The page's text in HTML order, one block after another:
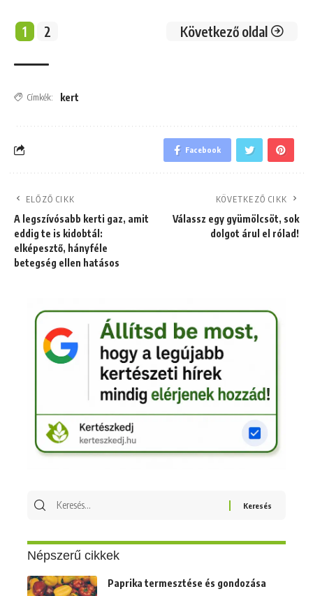
1 2 Következő oldal
Címkék: kert
Facebook
ELŐZŐ CIKK
A legszívósabb kerti gaz, amit
eddig te is kidobtál:
elképesztő, hányféle
betegség ellen hatásos
KÖVETKEZŐ CIKK
Válassz egy gyümölcsöt, sok
dolgot árul el rólad!
Keresés
Népszerű cikkek
Paprika termesztése és gondozása